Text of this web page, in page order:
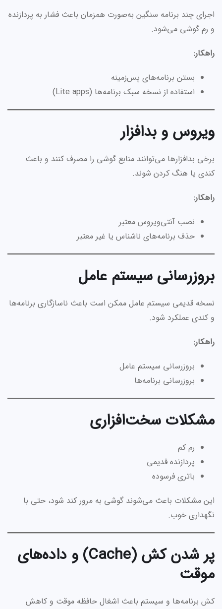
اجرای چند برنامه سنگین به‌صورت همزمان باعث فشار به پردازنده
و رم گوشی می‌شود.
راهکار:
بستن برنامه‌های پس‌زمینه
استفاده از نسخه سبک برنامه‌ها (Lite apps)
ویروس و بدافزار
برخی بدافزارها می‌توانند منابع گوشی را مصرف کنند و باعث
کندی یا هنگ کردن شوند.
راهکار:
نصب آنتی‌ویروس معتبر
حذف برنامه‌های ناشناس یا غیر معتبر
بروزرسانی سیستم عامل
نسخه قدیمی سیستم عامل ممکن است باعث ناسازگاری برنامه‌ها
و کندی عملکرد شود.
راهکار:
بروزرسانی سیستم عامل
بروزرسانی برنامه‌ها
مشکلات سخت‌افزاری
رم کم
پردازنده قدیمی
باتری فرسوده
این مشکلات باعث می‌شوند گوشی به مرور کند شود، حتی با
نگهداری خوب.
پر شدن کش (Cache) و داده‌های
موقت
کش برنامه‌ها و سیستم باعث اشغال حافظه موقت و کاهش